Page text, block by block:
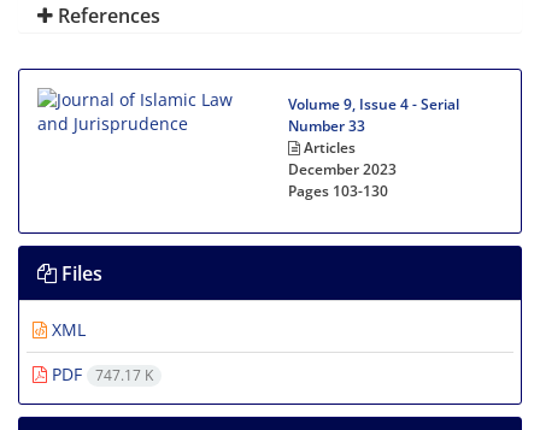
References
Volume 9, Issue 4 - Serial
Number 33
Articles
December 2023
Pages 103-130
Files
XML
PDF
747.17 K